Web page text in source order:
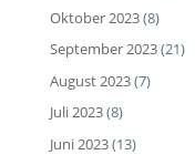
Oktober 2023(8)
September 2023(21)
August 2023(7)
Juli 2023(8)
Juni 2023(13)